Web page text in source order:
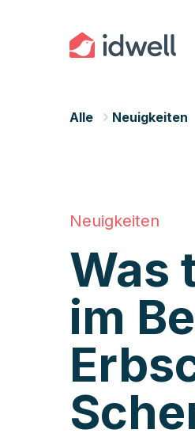
Alle Neuigkeiten
Neuigkeiten
Was
im